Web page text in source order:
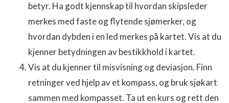
betyr. Ha godt kjennskap til hvordan skipsleder
merkes med faste og flytende sjømerker, og
hvordan dybden i en led merkes på kartet. Vis at du
kjenner betydningen av bestikkhold i kartet.
Vis at du kjenner til misvisning og deviasjon. Finn
retninger ved hjelp av et kompass, og bruk sjøkart
sammen med kompasset. Ta ut en kurs og rett den